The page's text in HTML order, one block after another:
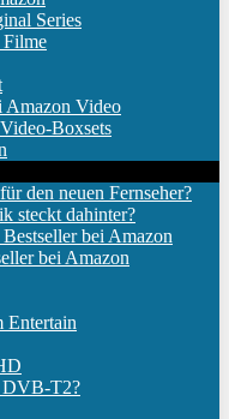
Series
Filme
Amazon Video
Boxsets
den neuen Fernseher?
steckt dahinter?
bei Amazon
bei Amazon
Entertain
DVB-T2?